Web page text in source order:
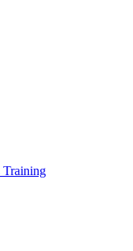
Training